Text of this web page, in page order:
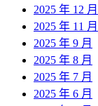
2025 年 12 月
2025 年 11 月
2025 年 9 月
2025 年 8 月
2025 年 7 月
2025 年 6 月